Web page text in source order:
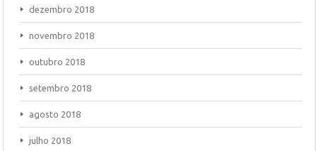
dezembro 2018
novembro 2018
outubro 2018
setembro 2018
agosto 2018
julho 2018